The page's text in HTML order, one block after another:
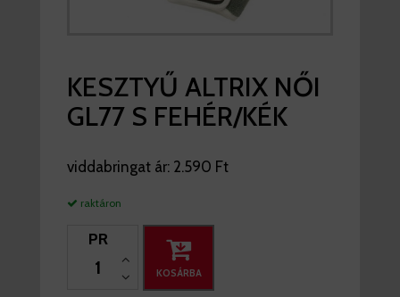
KESZTYŰ ALTRIX NŐI
GL77 S FEHÉR/KÉK
viddabringat ár: 2.590 Ft
raktáron
PR
KOSÁRBA